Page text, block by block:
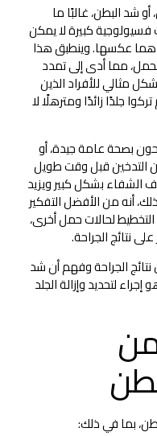
شد البطن، غالبًا ما
فسيولوجية كبيرة لا يمكن
عكسها. وينطبق هذا
مما أدى إلى تمدد
مثالي للأفراد الذين
جلدًا زائدًا ومترهلًا لا
بصحة عامة جيدة، أو
التدخين قبل وقت طويل
الشفاء بشكل كبير ويزيد
أنه من الأفضل التفكير
لحالات حمل أخرى،
نتائج الجراحة.
الجراحة وفهم أن شد
لتحديد وإزالة الجلد
بما في ذلك: